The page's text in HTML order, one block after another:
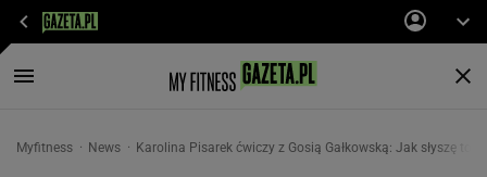
Myfitness News Karolina Pisarek ćwiczy z Gosią Gałkowską: Jak słyszę to